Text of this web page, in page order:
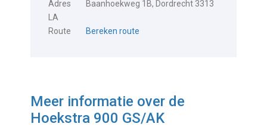
Adres
Baanhoekweg 1B, Dordrecht 3313
LA
Route
Bereken route
Meer informatie over de
Hoekstra 900 GS/AK